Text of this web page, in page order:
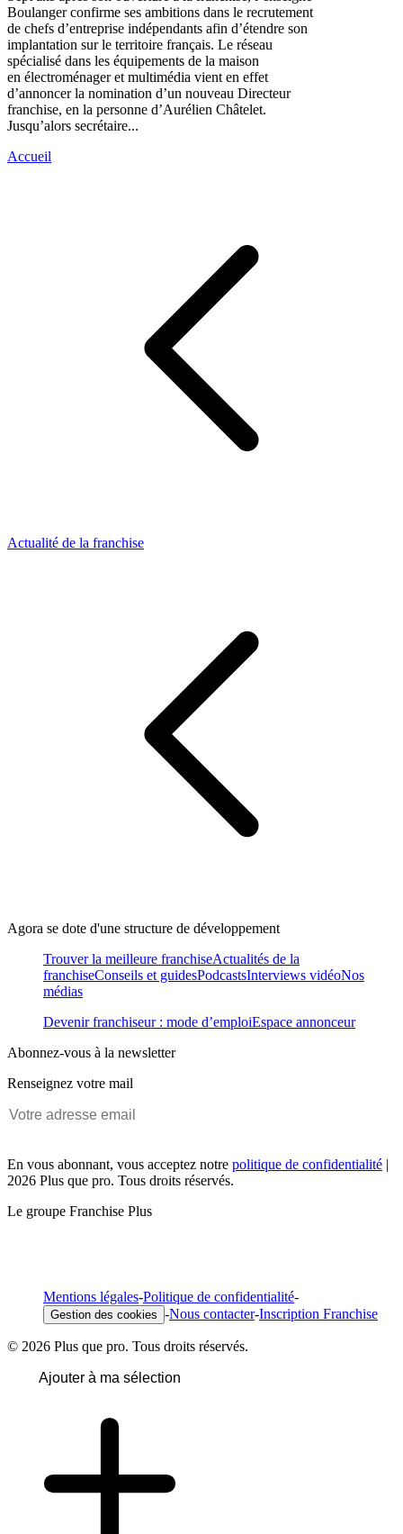
Boulanger confirme ses ambitions dans le recrutement
de chefs d’entreprise indépendants afin d’étendre son
implantation sur le territoire français. Le réseau
spécialisé dans les équipements de la maison
en électroménager et multimédia vient en effet
d’annoncer la nomination d’un nouveau Directeur
franchise, en la personne d’Aurélien Châtelet.
Jusqu’alors secrétaire...
Accueil
Actualité de la franchise
Agora se dote d'une structure de développement
Trouver la meilleure franchiseActualités de la
franchiseConseils et guidesPodcastsInterviews vidéoNos
médias
Devenir franchiseur : mode d’emploiEspace annonceur
Abonnez-vous à la newsletter
Renseignez votre mail
En vous abonnant, vous acceptez notre politique de confidentialité |
2026 Plus que pro. Tous droits réservés.
Le groupe Franchise Plus
Mentions légales-Politique de confidentialité-
Gestion des cookies -Nous contacter-Inscription Franchise
© 2026 Plus que pro. Tous droits réservés.
Ajouter à ma sélection